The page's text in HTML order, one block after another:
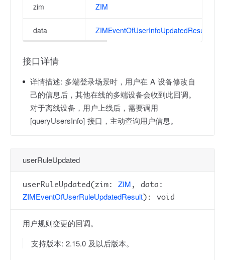
zim ZIM
data ZIMEventOfUserInfoUpdatedResult
接口详情
详情描述: 多端登录场景时，用户在 A 设备修改自
己的信息后，其他在线的多端设备会收到此回调。
对于离线设备，用户上线后，需要调用
[queryUsersInfo] 接口，主动查询用户信息。
userRuleUpdated
userRuleUpdated(zim: ZIM , data:
ZIMEventOfUserRuleUpdatedResult): void
用户规则变更的回调。
支持版本: 2.15.0 及以后版本。